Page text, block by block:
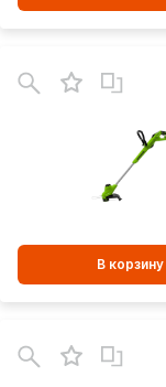
В корзину